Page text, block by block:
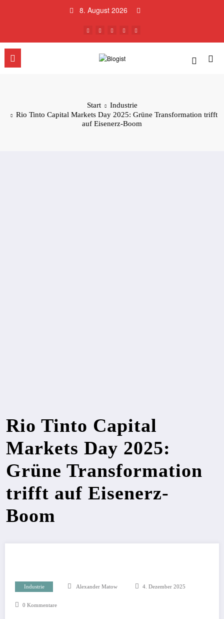
8. August 2026
Start
Industrie
Rio Tinto Capital Markets Day 2025: Grüne Transformation trifft
auf Eisenerz-Boom
Rio Tinto Capital
Markets Day 2025:
Grüne Transformation
trifft auf Eisenerz-
Boom
Industrie Alexander Matow 4. Dezember 2025
0 Kommentare